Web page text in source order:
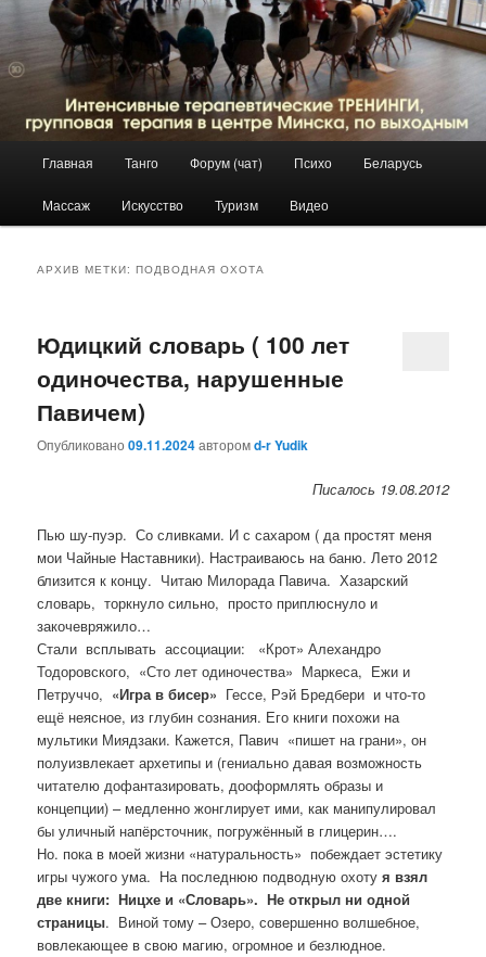
Перейти
к
Перейти
к
Главная Танго Форум (чат) Психо Беларусь
Массаж Искусство Туризм Видео
АРХИВ МЕТКИ:ПОДВОДНАЯ ОХОТА
Юдицкий словарь ( 100 лет
одиночества, нарушенные
Павичем)
Опубликовано09.11.2024авторомd-r Yudik
Писалось 19.08.2012
Пью шу-пуэр. Со сливками. И с сахаром ( да простят меня
мои Чайные Наставники). Настраиваюсь на баню. Лето 2012
близится к концу. Читаю Милорада Павича. Хазарский
словарь, торкнуло сильно, просто приплюснуло и
закочевряжило…
Стали всплывать ассоциации: «Крот» Алехандро
Тодоровского, «Сто лет одиночества» Маркеса, Ежи и
Петруччо, «Игра в бисер» Гессе, Рэй Бредбери и что-то
ещё неясное, из глубин сознания. Его книги похожи на
мультики Миядзаки. Кажется, Павич «пишет на грани», он
полуизвлекает архетипы и (гениально давая возможность
читателю дофантазировать, дооформлять образы и
концепции) – медленно жонглирует ими, как манипулировал
бы уличный напёрсточник, погружённый в глицерин….
Но. пока в моей жизни «натуральность» побеждает эстетику
игры чужого ума. На последнюю подводную охотуя взял
две книги: Ницхе и «Словарь». Не открыл ни одной
страницы. Виной тому – Озеро, совершенно волшебное,
вовлекающее в свою магию, огромное и безлюдное.